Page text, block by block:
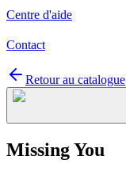
Centre d'aide
Contact
Retour au catalogue
Missing You